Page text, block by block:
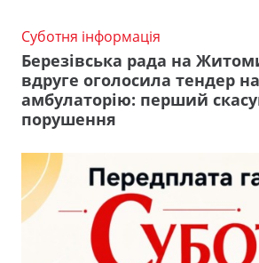
Суботня інформація
Березівська рада на
вдруге оголосила тендер на
амбулаторію: перший
порушення